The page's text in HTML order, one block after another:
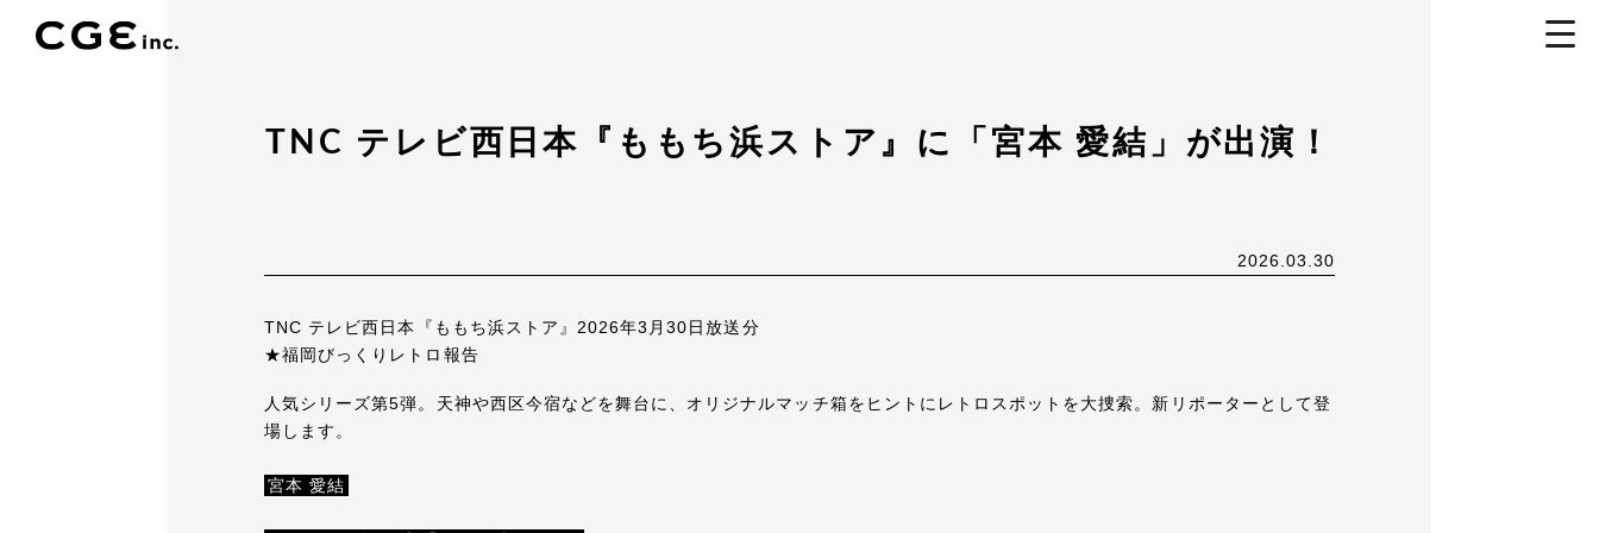
TNC テレビ西日本『ももち浜ストア』に「宮本 愛結」が出演！
2026.03.30
TNC テレビ西日本『ももち浜ストア』2026年3月30日放送分
★福岡びっくりレトロ報告
人気シリーズ第5弾。天神や西区今宿などを舞台に、オリジナルマッチ箱をヒントにレトロスポットを大捜索。新リポーターとして登
場します。
宮本 愛結